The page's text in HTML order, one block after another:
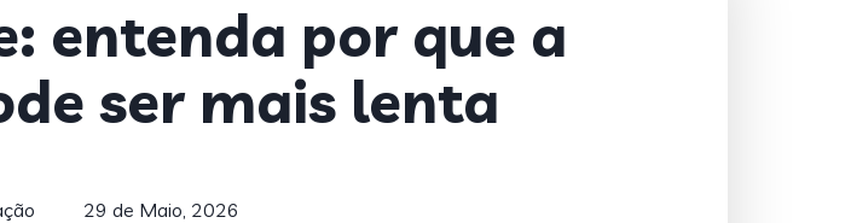
entenda por que a
ser mais lenta
29 de Maio, 2026